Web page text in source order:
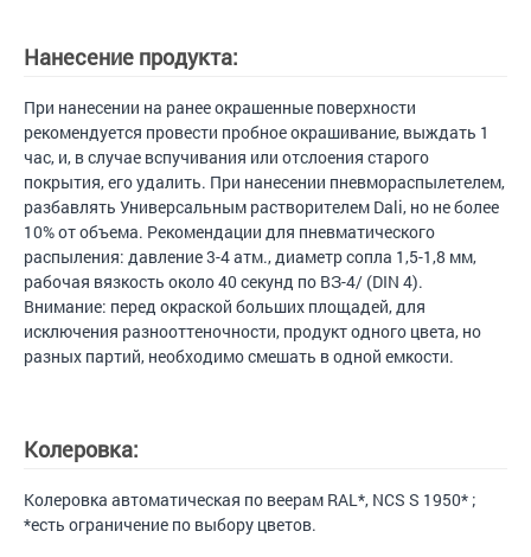
Нанесение продукта:
При нанесении на ранее окрашенные поверхности
рекомендуется провести пробное окрашивание, выждать 1
час, и, в случае вспучивания или отслоения старого
покрытия, его удалить. При нанесении пневмораспылетелем,
разбавлять Универсальным растворителем Dali, но не более
10% от объема. Рекомендации для пневматического
распыления: давление 3-4 атм., диаметр сопла 1,5-1,8 мм,
рабочая вязкость около 40 секунд по ВЗ-4/ (DIN 4).
Внимание: перед окраской больших площадей, для
исключения разнооттеночности, продукт одного цвета, но
разных партий, необходимо смешать в одной емкости.
Колеровка:
Колеровка автоматическая по веерам RAL*, NCS S 1950* ;
*есть ограничение по выбору цветов.